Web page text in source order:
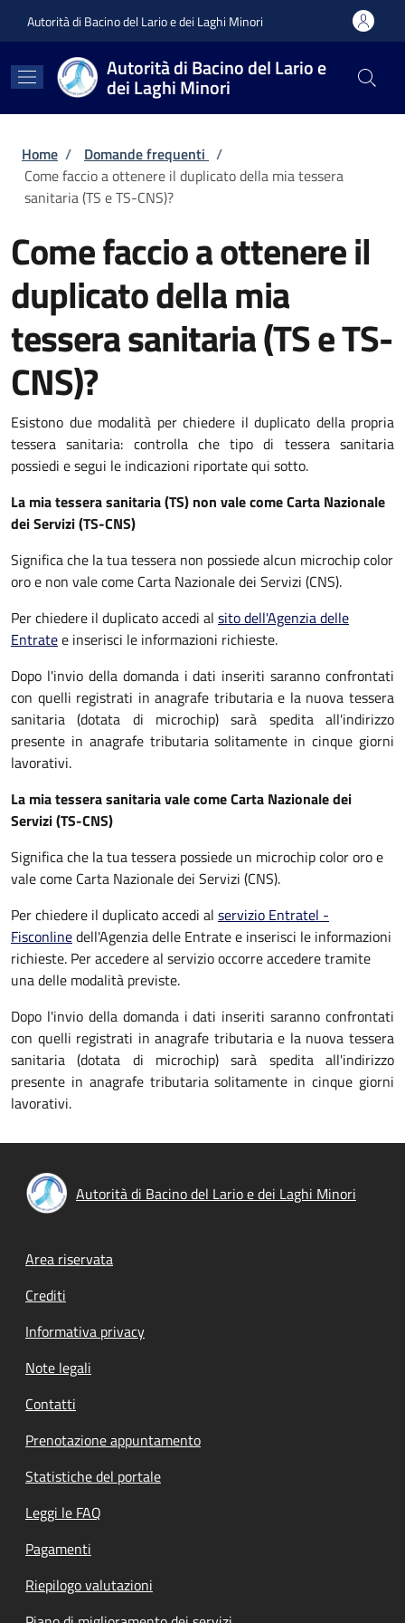
Autorità di Bacino del Lario e dei Laghi Minori
Autorità di Bacino del Lario e
dei Laghi Minori
Briciole di pane
Home / Domande frequenti /
Come faccio a ottenere il duplicato della mia tessera
sanitaria (TS e TS-CNS)?
Come faccio a ottenere il
duplicato della mia
tessera sanitaria (TS e TS-
CNS)?
Esistono due modalità per chiedere il duplicato della propria
tessera sanitaria: controlla che tipo di tessera sanitaria
possiedi e segui le indicazioni riportate qui sotto.
La mia tessera sanitaria (TS) non vale come Carta Nazionale
dei Servizi (TS-CNS)
Significa che la tua tessera non possiede alcun microchip color
oro e non vale come Carta Nazionale dei Servizi (CNS).
Per chiedere il duplicato accedi al sito dell'Agenzia delle
Entratee inserisci le informazioni richieste.
Dopo l'invio della domanda i dati inseriti saranno confrontati
con quelli registrati in anagrafe tributaria e la nuova tessera
sanitaria (dotata di microchip) sarà spedita all'indirizzo
presente in anagrafe tributaria solitamente in cinque giorni
lavorativi.
La mia tessera sanitaria vale come Carta Nazionale dei
Servizi (TS-CNS)
Significa che la tua tessera possiede un microchip color oro e
vale come Carta Nazionale dei Servizi (CNS).
Per chiedere il duplicato accedi al servizio Entratel -
Fisconlinedell'Agenzia delle Entrate e inserisci le informazioni
richieste. Per accedere al servizio occorre accedere tramite
una delle modalità previste.
Dopo l'invio della domanda i dati inseriti saranno confrontati
con quelli registrati in anagrafe tributaria e la nuova tessera
sanitaria (dotata di microchip) sarà spedita all'indirizzo
presente in anagrafe tributaria solitamente in cinque giorni
lavorativi.
Autorità di Bacino del Lario e dei Laghi Minori
Footer menu
Area riservata
Crediti
Informativa privacy
Note legali
Contatti
Prenotazione appuntamento
Statistiche del portale
Leggi le FAQ
Pagamenti
Riepilogo valutazioni